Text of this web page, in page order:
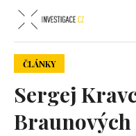
ČLÁNKY
Sergej
Braunových